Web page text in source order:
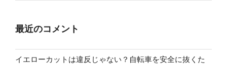
最近のコメント
イエローカットは違反じゃない？自転車を安全に抜くた